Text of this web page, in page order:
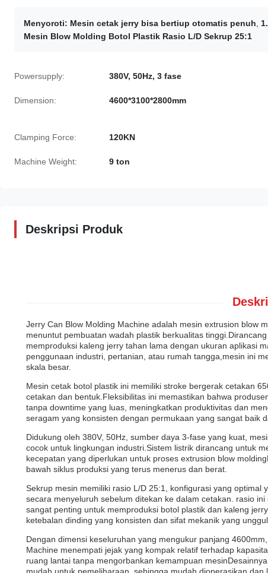
Menyoroti: Mesin cetak jerry bisa bertiup otomatis penuh
Mesin Blow Molding Botol Plastik Rasio L/D Sekrup 25:1
Powersupply: 380V, 50Hz, 3 fase
Dimension: 4600*3100*2800mm
Clamping Force: 120KN
Machine Weight: 9 ton
Deskripsi Produk
Jerry Can Blow Molding Machine adalah mesin extrusion blow
menuntut pembuatan wadah plastik berkualitas
memproduksi kaleng jerry tahan lama dengan ukuran aplikasi
penggunaan industri, pertanian, atau rumah tangga,mesin ini
skala besar.
Mesin cetak botol plastik ini memiliki stroke bergerak cetakan
cetakan dan bentuk.Fleksibilitas ini memastikan bahwa
tanpa downtime yang luas, meningkatkan produktivitas dan
seragam yang konsisten dengan permukaan yang sangat baik
Didukung oleh 380V, 50Hz, sumber daya 3-fase yang kuat,
cocok untuk lingkungan industri.Sistem listrik dirancang untuk
kecepatan yang diperlukan untuk proses extrusion blow
bawah siklus produksi yang terus menerus dan berat.
Sekrup mesin memiliki rasio L/D 25:1, konfigurasi yang
secara menyeluruh sebelum ditekan ke dalam cetakan. rasio
sangat penting untuk memproduksi botol plastik dan kaleng
ketebalan dinding yang konsisten dan sifat mekanik yang
Dengan dimensi keseluruhan yang mengukur panjang
Machine menempati jejak yang kompak relatif terhadap
ruang lantai tanpa mengorbankan kemampuan